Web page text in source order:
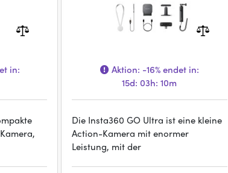
in:
Aktion: -16%endet in:
15d: 03h: 10m
Die Insta360 GO Ultra ist eine kleine
Action-Kamera mit enormer
Leistung, mit der